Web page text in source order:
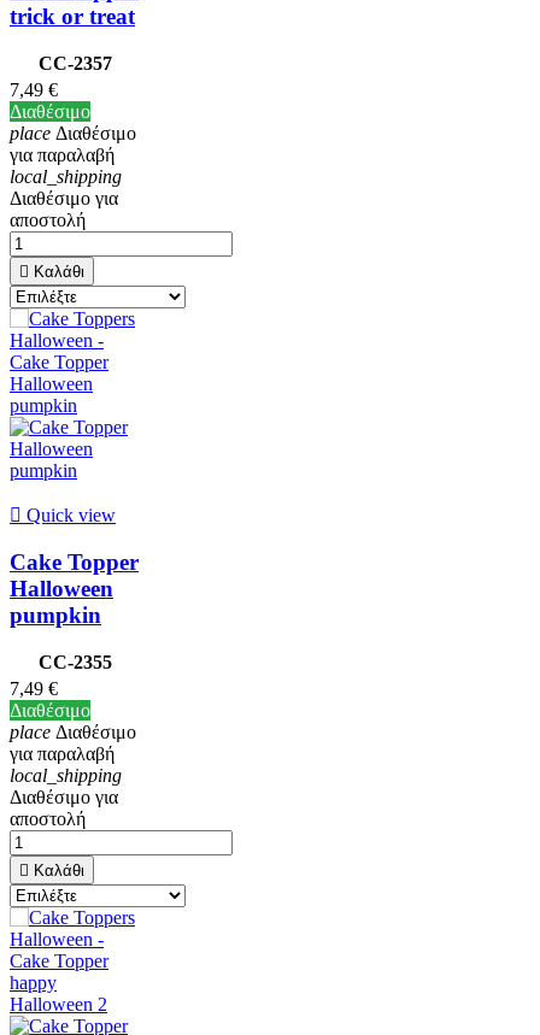
trick or treat
CC-2357
7,49 €
Διαθέσιμο
place Διαθέσιμο
για παραλαβή
local_shipping
Διαθέσιμο για
αποστολή
 Καλάθι
 Quick view
Cake Topper
Halloween
pumpkin
CC-2355
7,49 €
Διαθέσιμο
place Διαθέσιμο
για παραλαβή
local_shipping
Διαθέσιμο για
αποστολή
 Καλάθι